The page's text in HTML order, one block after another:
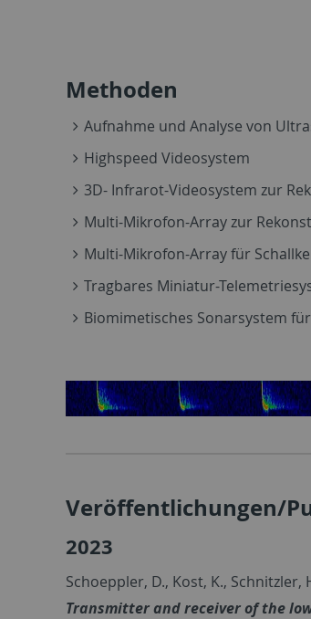
Methoden
Aufnahme und Analyse von
Highspeed Videosystem
3D- Infrarot-Videosystem zur
Multi-Mikrofon-Array zur
Multi-Mikrofon-Array für
Tragbares Miniatur-
Biomimetisches Sonarsystem
Veröffentlichungen/
2023
Schoeppler, D., Kost, K., Schnitzler,
Transmitter and receiver of the